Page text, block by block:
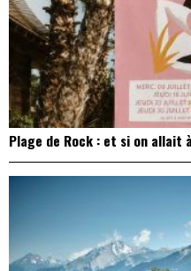
Plage de Rock : et si on allait